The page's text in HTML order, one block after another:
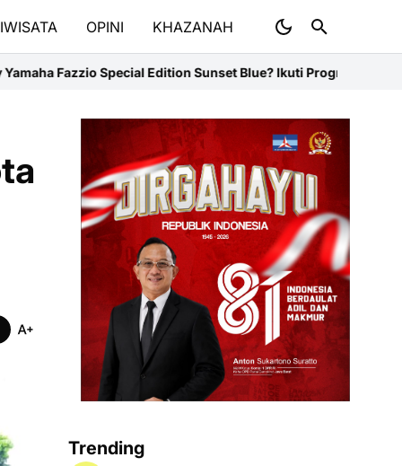
OPINI KHAZANAH
Edition Sunset Blue? Ikuti Program IniPesan Obrolan PPM
Trending